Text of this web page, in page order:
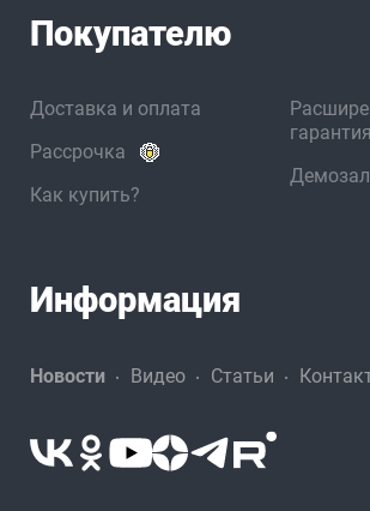
Покупателю
Доставка и оплата
Рассрочка
Как купить?
гарантия
Демозал
Информация
Новости Видео Статьи